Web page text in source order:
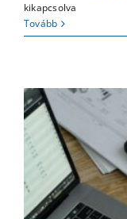
kikapcsolva
Tovább